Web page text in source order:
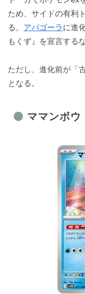
ため、サイドの有利
る。 アバゴーラに進
もくず』を宣言する
ただし、進化前が「
となる。
ママンボウ